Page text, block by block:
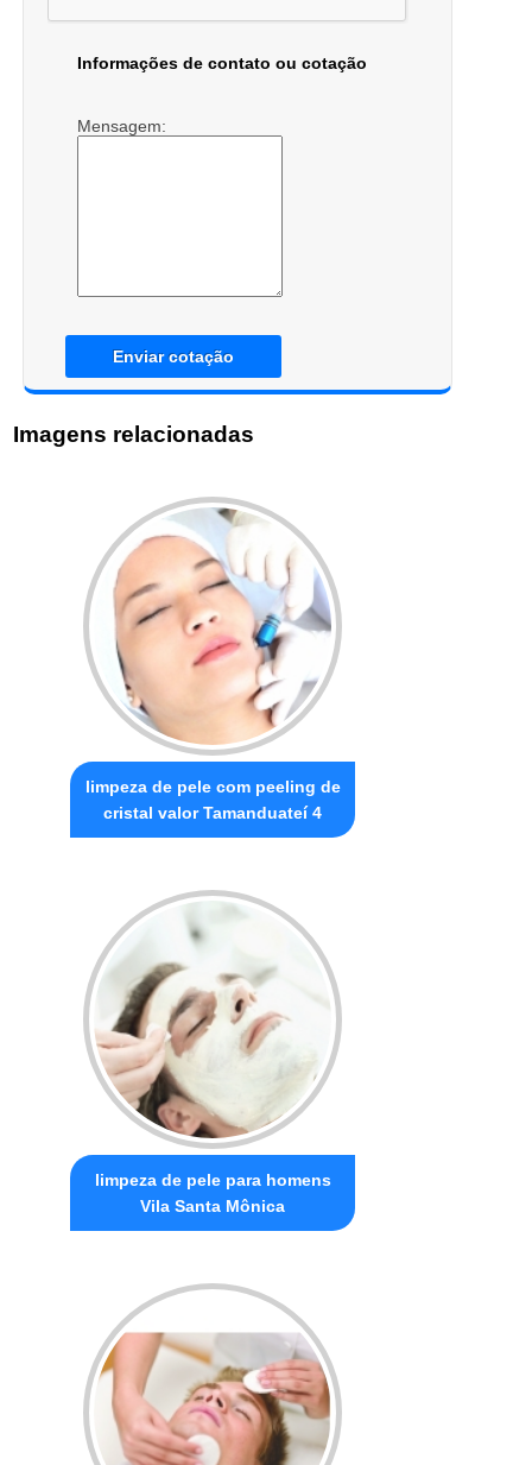
Informações de contato ou cotação
Mensagem:
Enviar cotação
Imagens relacionadas
limpeza de pele com peeling de
cristal valor Tamanduateí 4
limpeza de pele para homens
Vila Santa Mônica